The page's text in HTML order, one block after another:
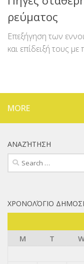
ρεύματος
Επεξήγηση των
και επίδειξή τους
MORE
ΑΝΑΖΉΤΗΣΗ
Search
for:
ΧΡΟΝΟΛΌΓΙΟ
M
T